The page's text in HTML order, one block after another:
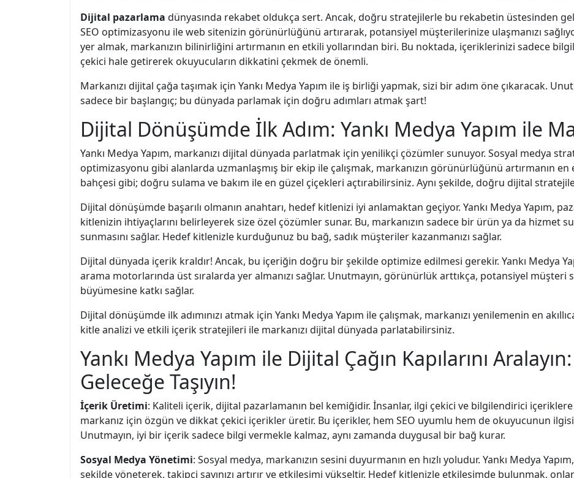
Dijital pazarlama dünyasında rekabet oldukça sert. Ancak, doğru stratejilerle bu rekabetin üstesinden
SEO optimizasyonu ile web sitenizin görünürlüğünü artırarak, potansiyel müşterilerinize ulaşmanızı
yer almak, markanızın bilinirliğini artırmanın en etkili yollarından biri. Bu noktada, içeriklerinizi sadece
çekici hale getirerek okuyucuların dikkatini çekmek de önemli.
Markanızı dijital çağa taşımak için Yankı Medya Yapım ile iş birliği yapmak, sizi bir adım öne çıkaracak.
sadece bir başlangıç; bu dünyada parlamak için doğru adımları atmak şart!
Dijital Dönüşümde İlk Adım: Yankı Medya Yapım ile
Yankı Medya Yapım, markanızı dijital dünyada parlatmak için yenilikçi çözümler sunuyor. Sosyal medya
optimizasyonu gibi alanlarda uzmanlaşmış bir ekip ile çalışmak, markanızın görünürlüğünü artırmanın
bahçesi gibi; doğru sulama ve bakım ile en güzel çiçekleri açtırabilirsiniz. Aynı şekilde, doğru dijital
Dijital dönüşümde başarılı olmanın anahtarı, hedef kitlenizi iyi anlamaktan geçiyor. Yankı Medya Yapım,
kitlenizin ihtiyaçlarını belirleyerek size özel çözümler sunar. Bu, markanızın sadece bir ürün ya da hizmet
sunmasını sağlar. Hedef kitlenizle kurduğunuz bu bağ, sadık müşteriler kazanmanızı sağlar.
Dijital dünyada içerik kraldır! Ancak, bu içeriğin doğru bir şekilde optimize edilmesi gerekir. Yankı Medya
arama motorlarında üst sıralarda yer almanızı sağlar. Unutmayın, görünürlük arttıkça, potansiyel müşteri
büyümesine katkı sağlar.
Dijital dönüşümde ilk adımınızı atmak için Yankı Medya Yapım ile çalışmak, markanızı yenilemenin en
kitle analizi ve etkili içerik stratejileri ile markanızı dijital dünyada parlatabilirsiniz.
Yankı Medya Yapım ile Dijital Çağın Kapılarını
Geleceğe Taşıyın!
İçerik Üretimi: Kaliteli içerik, dijital pazarlamanın bel kemiğidir. İnsanlar, ilgi çekici ve bilgilendirici içeriklere
markanız için özgün ve dikkat çekici içerikler üretir. Bu içerikler, hem SEO uyumlu hem de okuyucunun
Unutmayın, iyi bir içerik sadece bilgi vermekle kalmaz, aynı zamanda duygusal bir bağ kurar.
Sosyal Medya Yönetimi: Sosyal medya, markanızın sesini duyurmanın en hızlı yoludur. Yankı Medya
şekilde yöneterek, takipçi sayınızı artırır ve etkileşimi yükseltir. Hedef kitlenizle etkileşimde bulunmak,